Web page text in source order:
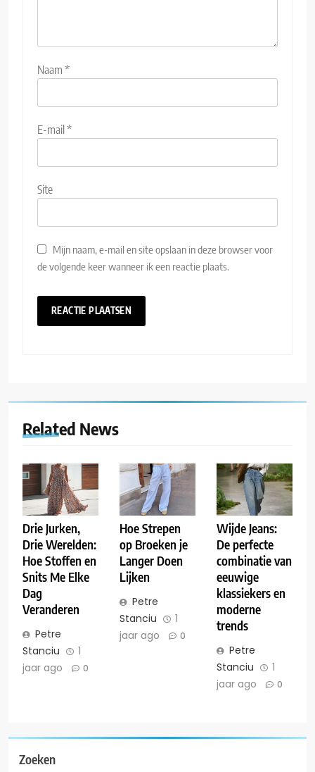
Naam *
E-mail*
Site
Mijn naam, e-mail en site opslaan in deze browser voor
de volgende keer wanneer ik een reactie plaats.
Related News
Drie Jurken,
Drie Werelden:
Hoe Stoffen en
Snits Me Elke
Dag
Veranderen
Petre
Stanciu
1
jaar ago
0
Hoe Strepen
op Broeken je
Langer Doen
Lijken
Petre
Stanciu
1
jaar ago
0
Wijde Jeans:
De perfecte
combinatie van
eeuwige
klassiekers en
moderne
trends
Petre
Stanciu
1
jaar ago
0
Zoeken